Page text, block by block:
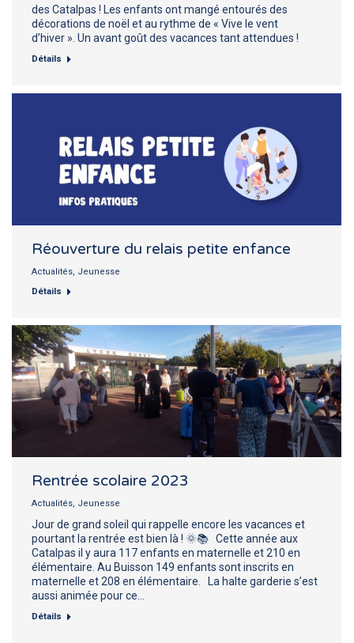
des Catalpas ! Les enfants ont mangé entourés des
décorations de noël et au rythme de « Vive le vent
d’hiver ». Un avant goût des vacances tant attendues !
Détails
Réouverture du relais petite enfance
Actualités, Jeunesse
Détails
Rentrée scolaire 2023
Actualités, Jeunesse
Jour de grand soleil qui rappelle encore les vacances et
pourtant la rentrée est bien là ! 🌞📚 Cette année aux
Catalpas il y aura 117 enfants en maternelle et 210 en
élémentaire. Au Buisson 149 enfants sont inscrits en
maternelle et 208 en élémentaire. La halte garderie s’est
aussi animée pour ce…
Détails